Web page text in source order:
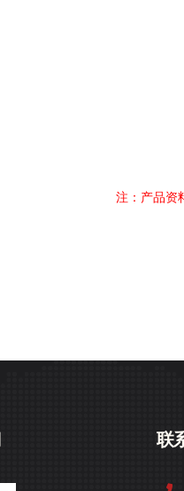
注：产品资
联